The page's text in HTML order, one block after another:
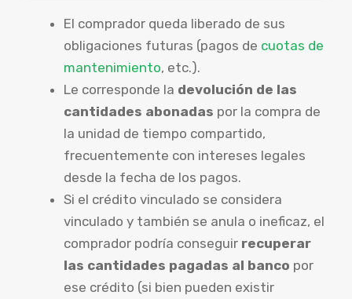
El comprador queda liberado de sus
obligaciones futuras (pagos de cuotas de
mantenimiento, etc.).
Le corresponde la devolución de las
cantidades abonadas por la compra de
la unidad de tiempo compartido,
frecuentemente con intereses legales
desde la fecha de los pagos.
Si el crédito vinculado se considera
vinculado y también se anula o ineficaz, el
comprador podría conseguir recuperar
las cantidades pagadas al banco por
ese crédito (si bien pueden existir